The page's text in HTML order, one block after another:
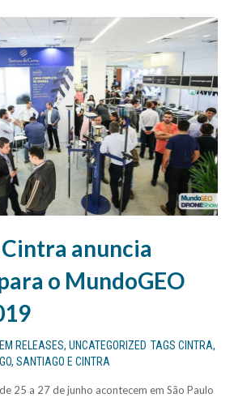
anuncia
o MundoGEO
EM RELEASES, UNCATEGORIZED TAGS CINTRA,
, SANTIAGO E CINTRA
25 a 27 de junho acontecem em São Paulo